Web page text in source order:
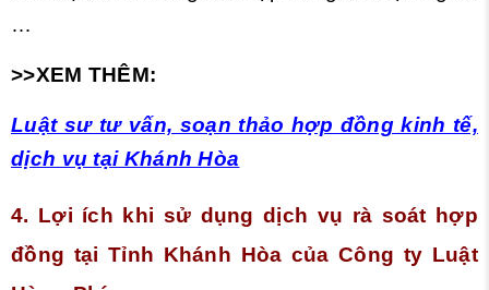
…
>>XEM THÊM:
Luật sư tư vấn, soạn thảo hợp đồng kinh tế,
dịch vụ tại Khánh Hòa
4. Lợi ích khi sử dụng dịch vụ rà soát hợp
đồng tại Tỉnh Khánh Hòa của Công ty Luật